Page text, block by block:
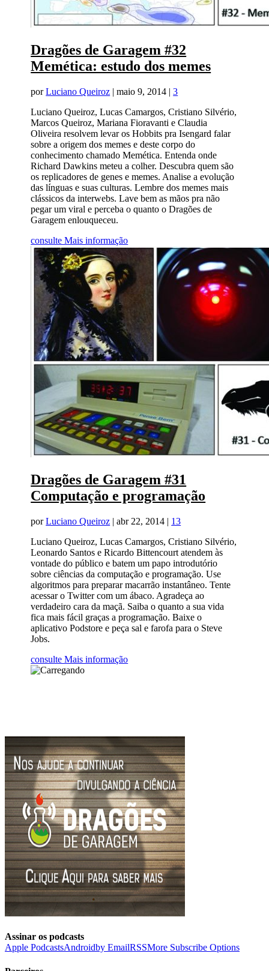
Dragões de Garagem #32
Memética: estudo dos memes
porLuciano Queiroz |maio 9, 2014 |3
Luciano Queiroz, Lucas Camargos, Cristiano Silvério,
Marcos Queiroz, Mariana Fioravanti e Claudia
Oliveira resolvem levar os Hobbits pra Isengard falar
sobre a origem dos memes e deste corpo do
conhecimento chamado Memética. Entenda onde
Richard Dawkins meteu a colher. Descubra quem são
os replicadores de genes e memes. Analise a evolução
das línguas e suas culturas. Lembre dos memes mais
clássicos da interwebs. Lave bem as mãos pra não
pegar um viral e perceba o quanto o Dragões de
Garagem enlouqueceu.
consulte Mais informação
Dragões de Garagem #31
Computação e programação
porLuciano Queiroz |abr 22, 2014 | 13
Luciano Queiroz, Lucas Camargos, Cristiano Silvério,
Leonardo Santos e Ricardo Bittencourt atendem às
vontade do público e batem um papo introdutório
sobre ciências da computação e programação. Use
algoritmos para preparar macarrão instantâneo. Tente
acessar o Twitter com um ábaco. Agradeça ao
verdadeiro cara da maçã. Saiba o quanto a sua vida
fica mais fácil graças a programação. Baixe o
aplicativo Podstore e peça sal e farofa para o Steve
Jobs.
consulte Mais informação
Assinar os podcasts
Apple PodcastsAndroidby EmailRSSMore Subscribe Options